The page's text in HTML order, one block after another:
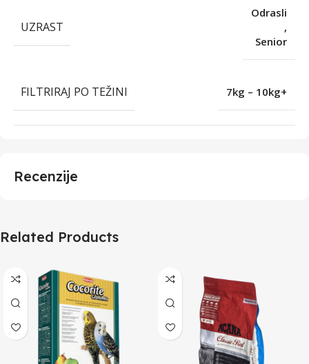
UZRAST
Odrasli
,
Senior
FILTRIRAJ PO TEŽINI 7kg – 10kg+
Recenzije
Related Products